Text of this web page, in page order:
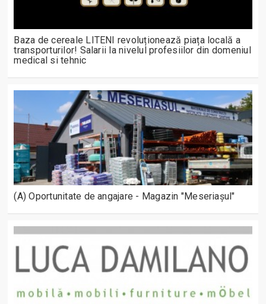
Baza de cereale LITENI revoluționează piața locală a
transporturilor! Salarii la nivelul profesiilor din domeniul
medical si tehnic
(A) Oportunitate de angajare - Magazin "Meseriașul"